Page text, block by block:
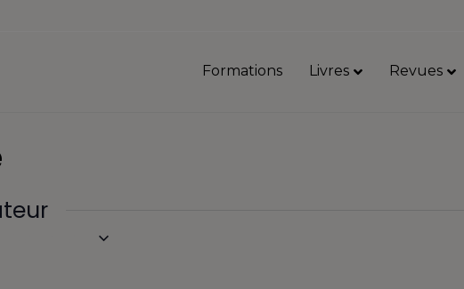
Formations Livres Revues